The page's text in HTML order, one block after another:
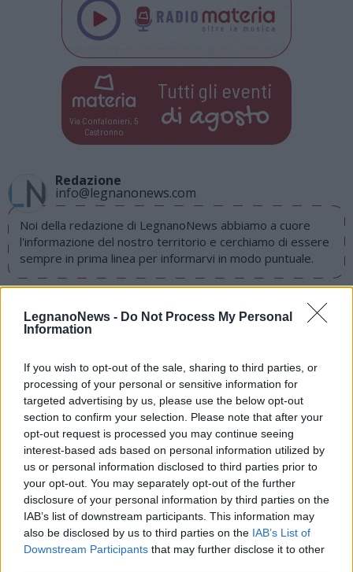
LegnanoNews - Do Not Process My Personal
Information
If you wish to opt-out of the sale, sharing to third parties, or
processing of your personal or sensitive information for
targeted advertising by us, please use the below opt-out
section to confirm your selection. Please note that after your
opt-out request is processed you may continue seeing
interest-based ads based on personal information utilized by
us or personal information disclosed to third parties prior to
your opt-out. You may separately opt-out of the further
disclosure of your personal information by third parties on the
IAB’s list of downstream participants. This information may
also be disclosed by us to third parties on the IAB’s List of
Downstream Participants that may further disclose it to other
Via Confalonieri, 5
Castronno
Tutti gli eventi
di agosto
Redazione
info@legnanonews.com
Noi della redazione di LegnanoNews abbiamo a cuore
l'informazione del nostro territorio e cerchiamo di essere
sempre in prima linea per informarvi in modo puntuale.
dantedì
eventi week end legnano
LEGGI GLI ALTRI ARTICOLI DI
EVENTI
Selezioniamo per te
Il meglio di